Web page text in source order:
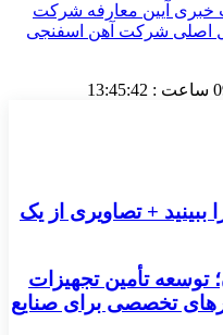
خبری آیین معارفه شرکت
اصلی شرکت آهن اسفنجی
ساعت : 13:45:43
ببینید + تصاویری از یک
تأمین تجهیزات
تخصصی برای صنایع